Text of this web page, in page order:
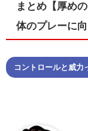
まとめ【厚め
体のプレーに向
コントロールと威力